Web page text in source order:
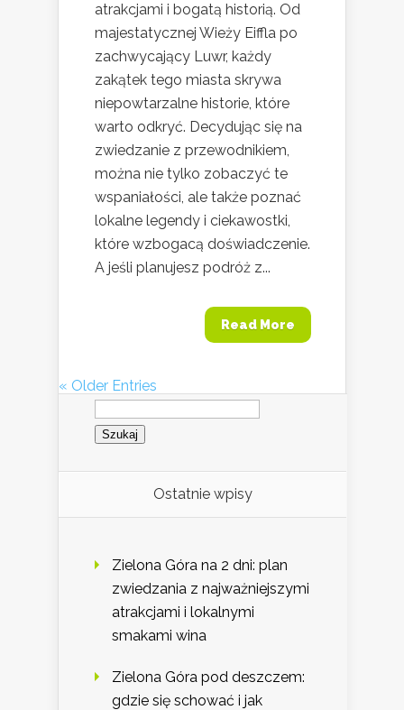
atrakcjami i bogatą historią. Od
majestatycznej Wieży Eiffla po
zachwycający Luwr, każdy
zakątek tego miasta skrywa
niepowtarzalne historie, które
warto odkryć. Decydując się na
zwiedzanie z przewodnikiem,
można nie tylko zobaczyć te
wspaniałości, ale także poznać
lokalne legendy i ciekawostki,
które wzbogacą doświadczenie.
A jeśli planujesz podróż z...
Read More
« Older Entries
Szukaj:
Ostatnie wpisy
Zielona Góra na 2 dni: plan
zwiedzania z najważniejszymi
atrakcjami i lokalnymi
smakami wina
Zielona Góra pod deszczem:
gdzie się schować i jak